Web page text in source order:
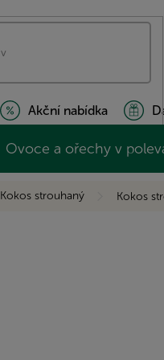
Akční nabídka
Ovoce a ořechy v
Kokos strouhaný Kokos